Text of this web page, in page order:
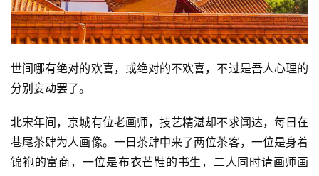
世间哪有绝对的欢喜，或绝对的不欢喜，不过是吾人心理的
分别妄动罢了。
北宋年间，京城有位老画师，技艺精湛却不求闻达，每日在
巷尾茶肆为人画像。一日茶肆中来了两位茶客，一位是身着
锦袍的富商，一位是布衣芒鞋的书生，二人同时请画师画